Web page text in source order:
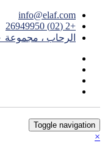
info@elaf.com
+2 (02) 26949950
الرحاب ، مجموعة ٤٠ / ١٢,القاهرة الجديدة
Toggle navigation
×